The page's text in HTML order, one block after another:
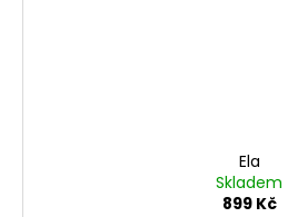
Ela
Skladem
899 Kč